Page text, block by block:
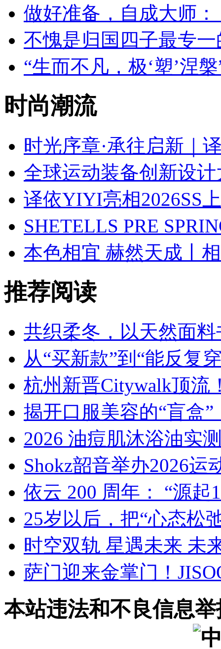
做好准备，自成大师
不愧是归国四子最专
“生而不凡，极‘塑’涅
时尚潮流
时光序章·承往启新｜
全球运动装备创新设
译依YIYI亮相2026SS
SHETELLS PRE
本色相宜 赫然天成丨
推荐阅读
共织柔冬，以天然面
从“买新款”到“能反复
杭州新晋Citywalk顶流
揭开口服美容的“盲盒
2026 油痘肌沐浴油实
Shokz韶音举办2026运
依云 200 周年： “源起
25岁以后，把“心态松
时空双轨 星遇未来 未
萨门迎来金掌门！
本站违法和不良信息